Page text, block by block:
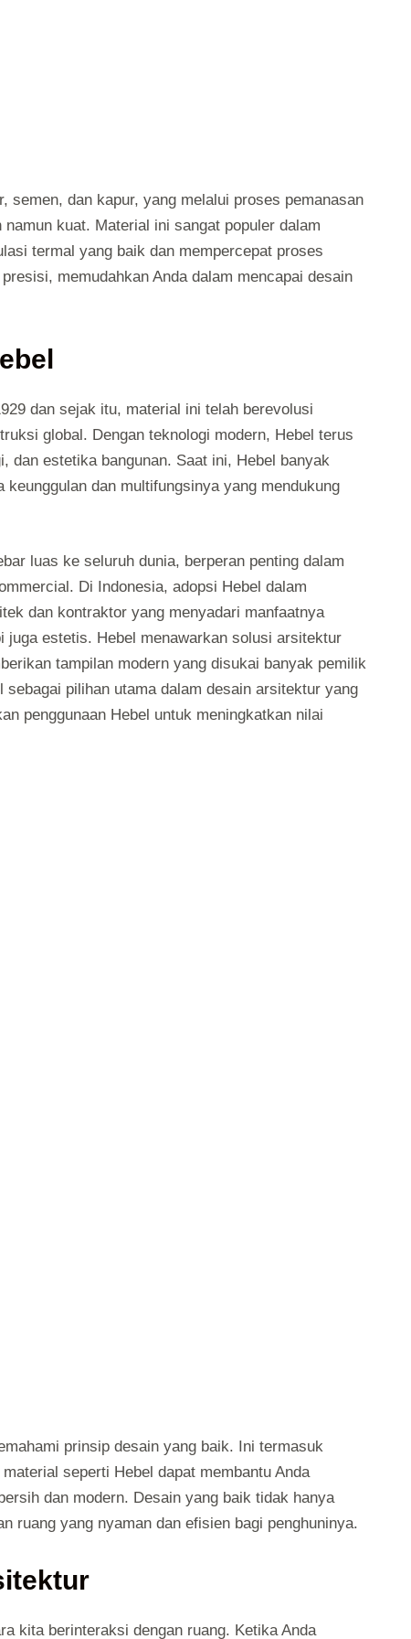
semen, dan kapur, yang melalui proses pemanasan
kuat. Material ini sangat populer dalam
termal yang baik dan mempercepat proses
memudahkan Anda dalam mencapai desain
dan sejak itu, material ini telah berevolusi
global. Dengan teknologi modern, Hebel terus
dan estetika bangunan. Saat ini, Hebel banyak
dan multifungsinya yang mendukung
luas ke seluruh dunia, berperan penting dalam
Di Indonesia, adopsi Hebel dalam
dan kontraktor yang menyadari manfaatnya
juga estetis. Hebel menawarkan solusi arsitektur
tampilan modern yang disukai banyak pemilik
sebagai pilihan utama dalam desain arsitektur yang
penggunaan Hebel untuk meningkatkan nilai
prinsip desain yang baik. Ini termasuk
seperti Hebel dapat membantu Anda
dan modern. Desain yang baik tidak hanya
ruang yang nyaman dan efisien bagi penghuninya.
kita berinteraksi dengan ruang. Ketika Anda